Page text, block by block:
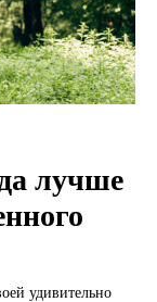
лучше
удивительно